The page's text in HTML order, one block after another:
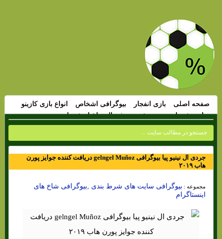
صفحه اصلی بازی انفجار بیوگرافی اشخاص
انواع بازی کازینو
سایت شرط بندی
پیش بینی فوتبال اخبار شرط بندی
جردی ال نینیو پیا بیوگرافی gelngel Muñoz دریافت کننده جوایز پورن
هاب ۲۰۱۹
مجموعه : بیوگرافی سایت های شرط بندی ,بیوگرافی شاخ های
اینستاگرام